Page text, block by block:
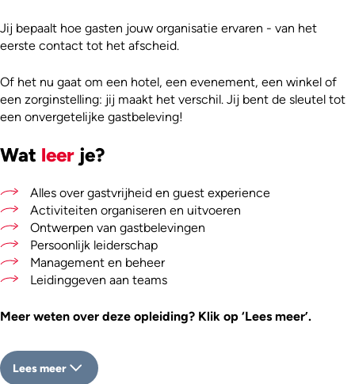
Jij bepaalt hoe gasten jouw organisatie ervaren - van het
eerste contact tot het afscheid.
Of het nu gaat om een hotel, een evenement, een winkel of
een zorginstelling: jij maakt het verschil. Jij bent de sleutel tot
een onvergetelijke gastbeleving!
Wat leer je?
Alles over gastvrijheid en guest experience
Activiteiten organiseren en uitvoeren
Ontwerpen van gastbelevingen
Persoonlijk leiderschap
Management en beheer
Leidinggeven aan teams
Meer weten over deze opleiding? Klik op ‘Lees meer’.
Lees meer